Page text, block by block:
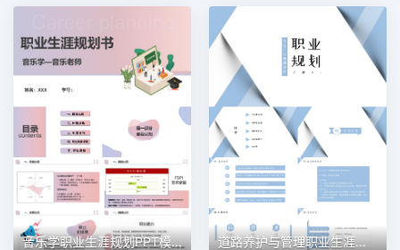
音乐学职业生涯规划PPT模板 道路养护与管理职业生涯规划PPT模板